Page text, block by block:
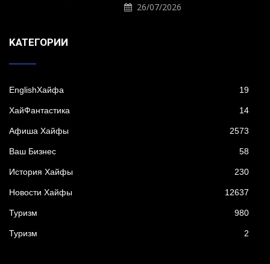
26/07/2026
KАТЕГОРИИ
EnglishХайфа 19
XайФантастика 14
Афиша Хайфы 2573
Ваш Бизнес 58
История Хайфы 230
Новости Хайфы 12637
Туризм 980
Туризм 2